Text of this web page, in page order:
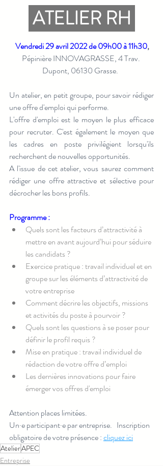
ATELIER RH
Vendredi 29 avril 2022 de 09h00 à 11h30,
Pépinière INNOVAGRASSE, 4 Trav.
Dupont, 06130 Grasse.
Un atelier, en petit groupe, pour savoir rédiger
une offre d'emploi qui performe.
L'offre d'emploi est le moyen le plus efficace
pour recruter. C'est également le moyen que
les cadres en poste privilégient lorsqu'ils
recherchent de nouvelles opportunités.
A l'issue de cet atelier, vous saurez comment
rédiger une offre attractive et sélective pour
décrocher les bons profils.
Programme :
Quels sont les facteurs d’attractivité à
mettre en avant aujourd’hui pour séduire
les candidats ?
Exercice pratique : travail individuel et en
groupe sur les éléments d’attractivité de
votre entreprise
Comment décrire les objectifs, missions
et activités du poste à pourvoir ?
Quels sont les questions à se poser pour
définir le profil requis ?
Mise en pratique : travail individuel de
rédaction de votre offre d’emploi
Les dernières innovations pour faire
émerger vos offres d'emploi
Attention places limitées.
Un·e participant·e par entreprise. Inscription
obligatoire de votre présence : cliquez ici
AtelierAPEC
Entreprise